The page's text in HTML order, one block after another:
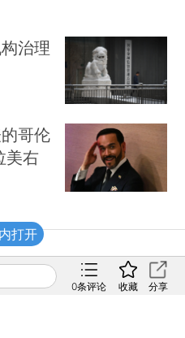
治理
哥伦
美右
0条评论 收藏 分享
打开